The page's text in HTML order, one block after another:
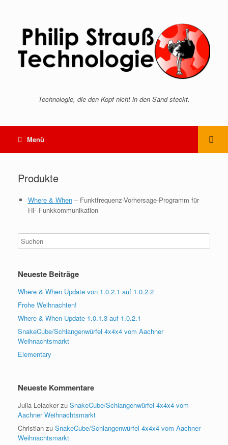
Technologie, die den Kopf nicht in den Sand steckt.
Menü
Produkte
Where & When– Funktfrequenz-Vorhersage-Programm für
HF-Funkkommunikation
Neueste Beiträge
Where & When Update von 1.0.2.1 auf 1.0.2.2
Frohe Weihnachten!
Where & When Update 1.0.1.3 auf 1.0.2.1
SnakeCube/Schlangenwürfel 4x4x4 vom Aachner
Weihnachtsmarkt
Elementary
Neueste Kommentare
Julia Leiackerzu SnakeCube/Schlangenwürfel 4x4x4 vom
Aachner Weihnachtsmarkt
Christian zu SnakeCube/Schlangenwürfel 4x4x4 vom Aachner
Weihnachtsmarkt